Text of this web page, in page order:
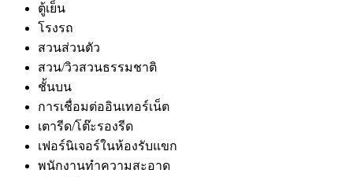
ตู้เย็น
โรงรถ
สวนส่วนตัว
สวน/วิวสวนธรรมชาติ
ชั้นบน
การเชื่อมต่ออินเทอร์เน็ต
เตารีด/โต๊ะรองรีด
เฟอร์นิเจอร์ในห้องรับแขก
พนักงานทำความสะอาด